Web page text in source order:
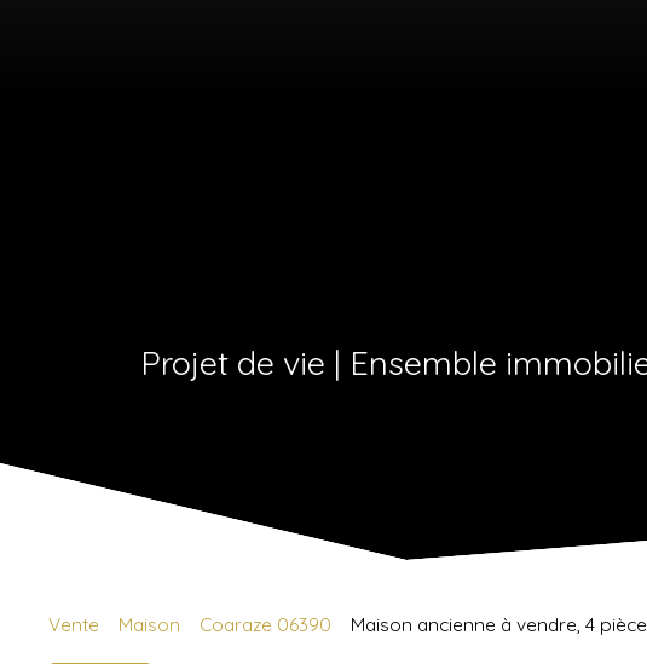
Projet de vie | Ensemble
Vente Maison Coaraze 06390 Maison ancienne à vendre, 4